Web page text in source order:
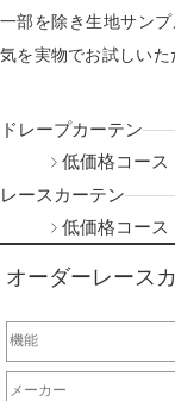
一部を除き生地サン
気を実物でお試しいた
ドレープカーテン
低価格コース
レースカーテン
低価格コース
オーダーレース
機能
メーカー